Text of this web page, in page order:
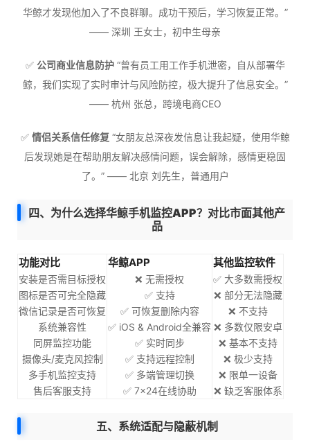
华鲸才发现他加入了不良群聊。成功干预后，学习恢复正常。”
—— 深圳 王女士，初中生母亲
✅ 公司商业信息防护“曾有员工用工作手机泄密，自从部署华
鲸，我们实现了实时审计与风险防控，极大提升了信息安全。”
—— 杭州 张总，跨境电商CEO
✅ 情侣关系信任修复“女朋友总深夜发信息让我起疑，使用华鲸
后发现她是在帮助朋友解决感情问题，误会解除，感情更稳固
了。” —— 北京 刘先生，普通用户
四、为什么选择华鲸手机监控APP？对比市面其他产
品
功能对比 华鲸APP 其他监控软件
安装是否需目标授权 ❌ 无需授权
✅ 大多数需授权
图标是否可完全隐藏
✅ 支持
❌ 部分无法隐藏
微信记录是否可恢复
✅ 可恢复删除内容
❌ 不支持
系统兼容性
✅ iOS & Android全兼容 ❌ 多数仅限安卓
同屏监控功能
✅ 实时同步
❌ 基本不支持
摄像头/麦克风控制
✅ 支持远程控制
❌ 极少支持
多手机监控支持
✅ 多端管理切换
❌ 限单一设备
售后客服支持
✅ 7×24在线协助 ❌ 缺乏客服体系
五、系统适配与隐蔽机制